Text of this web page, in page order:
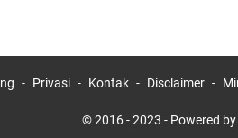
Privasi Kontak Disclaimer
© 2016 - 2023 - Powered